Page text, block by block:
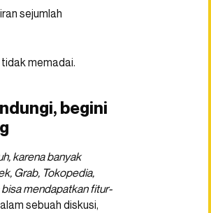
sejumlah
memadai.
begini
karena banyak
Grab, Tokopedia,
mendapatkan fitur-
sebuah diskusi,